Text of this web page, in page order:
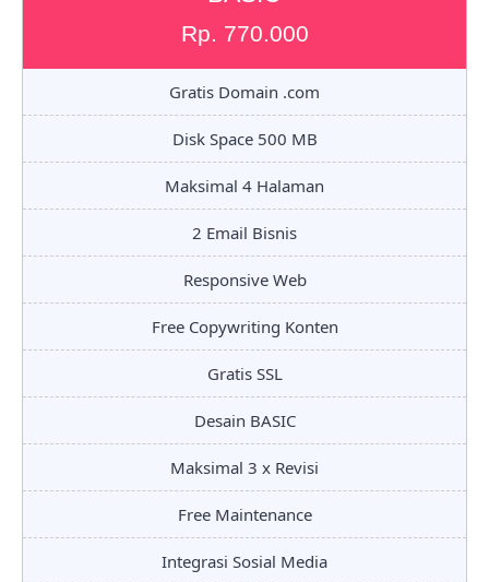
Rp. 770.000
Gratis Domain .com
Disk Space 500 MB
Maksimal 4 Halaman
2 Email Bisnis
Responsive Web
Free Copywriting Konten
Gratis SSL
Desain BASIC
Maksimal 3 x Revisi
Free Maintenance
Integrasi Sosial Media